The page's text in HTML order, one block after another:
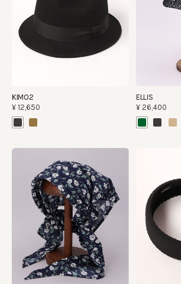
KIMO2
¥12,650
ELLIS
¥26,400